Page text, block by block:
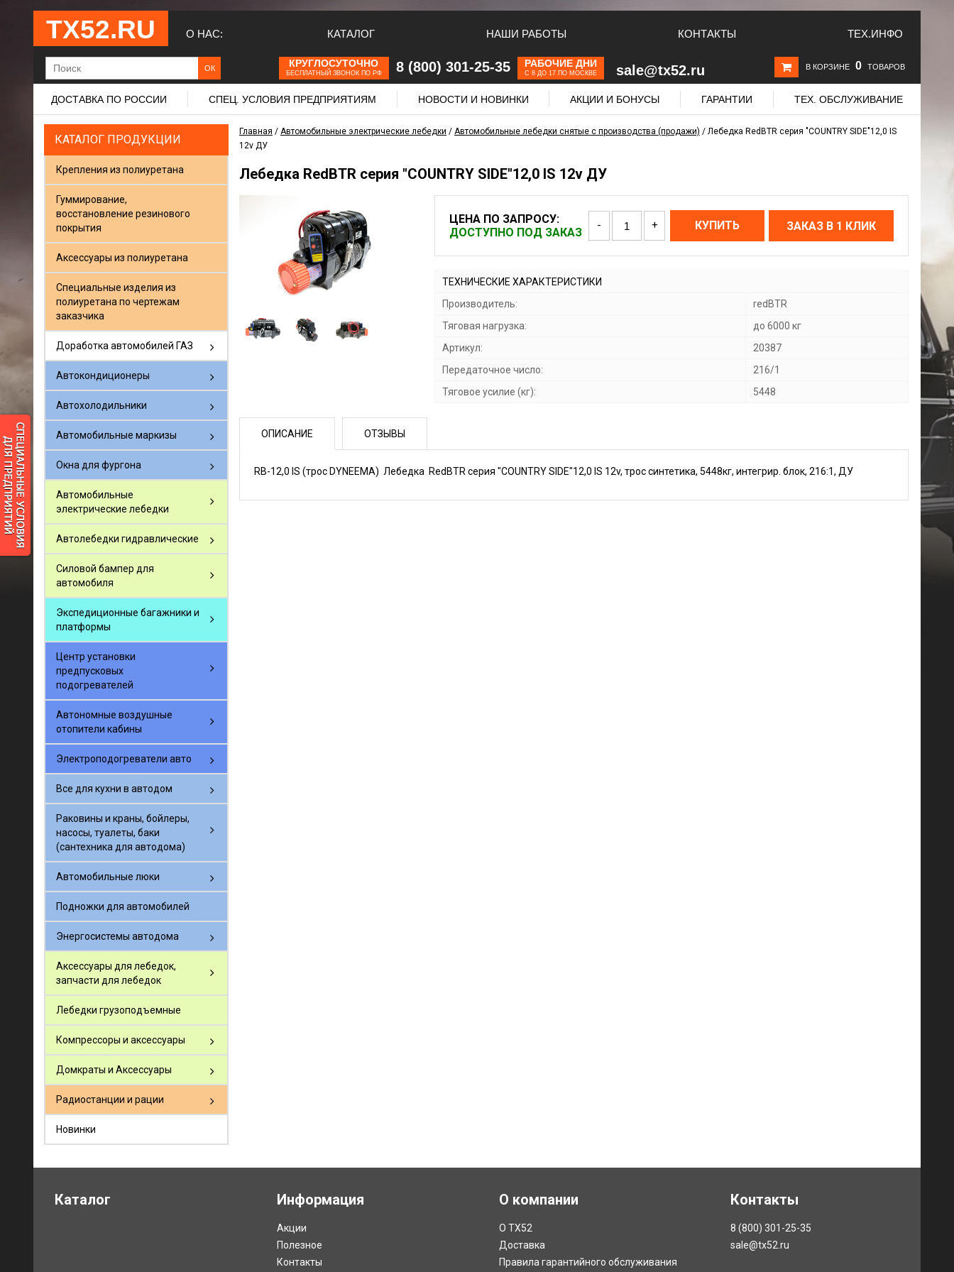
ТХ52.RU О НАС: КАТАЛОГ НАШИ РАБОТЫ КОНТАКТЫ ТЕХ.ИНФО
КРУГЛОСУТОЧНО
БЕСПЛАТНЫЙ ЗВОНОК ПО РФ 8 (800) 301-25-35 РАБОЧИЕ ДНИ
С 8 ДО 17 ПО МОСКВЕ sale@tx52.ru В КОРЗИНЕ 0 ТОВАРОВ
ДОСТАВКА ПО РОССИИ СПЕЦ. УСЛОВИЯ ПРЕДПРИЯТИЯМ НОВОСТИ И НОВИНКИ АКЦИИ И БОНУСЫ ГАРАНТИИ ТЕХ. ОБСЛУЖИВАНИЕ
КАТАЛОГ ПРОДУКЦИИ
Крепления из полиуретана
Гуммирование,
восстановление резинового
покрытия
Аксессуары из полиуретана
Специальные изделия из
полиуретана по чертежам
заказчика
Доработка автомобилей ГАЗ
Автокондиционеры
Автохолодильники
Автомобильные маркизы
Окна для фургона
Автомобильные
электрические лебедки
Автолебедки гидравлические
Силовой бампер для
автомобиля
Экспедиционные багажники и
платформы
Центр установки
предпусковых
подогревателей
Автономные воздушные
отопители кабины
Электроподогреватели авто
Все для кухни в автодом
Раковины и краны, бойлеры,
насосы, туалеты, баки
(сантехника для автодома)
Автомобильные люки
Подножки для автомобилей
Энергосистемы автодома
Аксессуары для лебедок,
запчасти для лебедок
Лебедки грузоподъемные
Компрессоры и аксессуары
Домкраты и Аксессуары
Радиостанции и рации
Новинки
Главная / Автомобильные электрические лебедки / Автомобильные лебедки снятые с производства (продажи) / Лебедка RedBTR серия "COUNTRY SIDE"12,0 IS
12v ДУ
Лебедка RedBTR серия "COUNTRY SIDE"12,0 IS 12v ДУ
ЦЕНА ПО ЗАПРОСУ:
ДОСТУПНО ПОД ЗАКАЗ
- + КУПИТЬ ЗАКАЗ В 1 КЛИК
ТЕХНИЧЕСКИЕ ХАРАКТЕРИСТИКИ
Производитель:
redBTR
Тяговая нагрузка:
до 6000 кг
Артикул:
20387
Передаточное число:
216/1
Тяговое усилие (кг):
5448
ОПИСАНИЕ ОТЗЫВЫ
RB-12,0 IS (трос DYNEEMA) Лебедка RedBTR серия "COUNTRY SIDE"12,0 IS 12v, трос синтетика, 5448кг, интегрир. блок, 216:1, ДУ
Каталог Информация
Акции
Полезное
Контакты
О компании
О ТХ52
Доставка
Правила гарантийного обслуживания
Контакты
8 (800) 301-25-35
sale@tx52.ru